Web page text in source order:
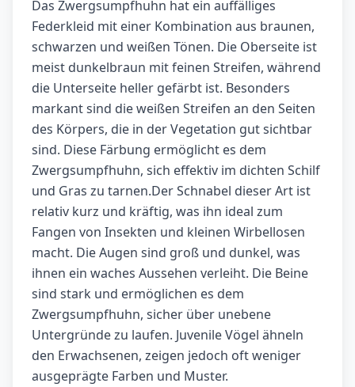
Das Zwergsumpfhuhn hat ein auffälliges
Federkleid mit einer Kombination aus braunen,
schwarzen und weißen Tönen. Die Oberseite ist
meist dunkelbraun mit feinen Streifen, während
die Unterseite heller gefärbt ist. Besonders
markant sind die weißen Streifen an den Seiten
des Körpers, die in der Vegetation gut sichtbar
sind. Diese Färbung ermöglicht es dem
Zwergsumpfhuhn, sich effektiv im dichten Schilf
und Gras zu tarnen.Der Schnabel dieser Art ist
relativ kurz und kräftig, was ihn ideal zum
Fangen von Insekten und kleinen Wirbellosen
macht. Die Augen sind groß und dunkel, was
ihnen ein waches Aussehen verleiht. Die Beine
sind stark und ermöglichen es dem
Zwergsumpfhuhn, sicher über unebene
Untergründe zu laufen. Juvenile Vögel ähneln
den Erwachsenen, zeigen jedoch oft weniger
ausgeprägte Farben und Muster.